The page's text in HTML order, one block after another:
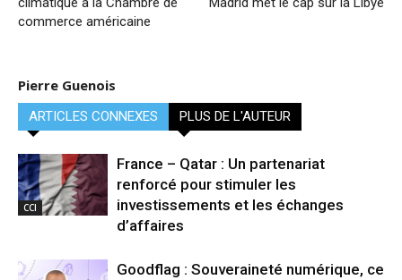
commerce américaine
Pierre Guenois
ARTICLES CONNEXES PLUS DE L'AUTEUR
CCI
France – Qatar : Un partenariat
renforcé pour stimuler les
investissements et les échanges
d’affaires
Goodflag : Souveraineté numérique, ce